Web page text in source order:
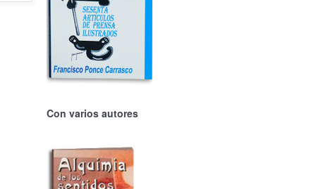
Con varios autores